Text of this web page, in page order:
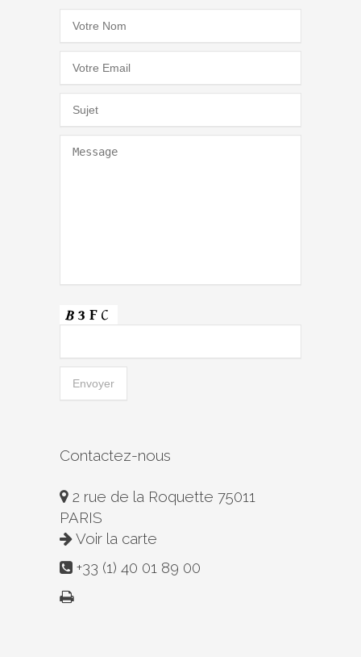
Contactez-nous
2 rue de la Roquette 75011
PARIS
Voir la carte
+33 (1) 40 01 89 00